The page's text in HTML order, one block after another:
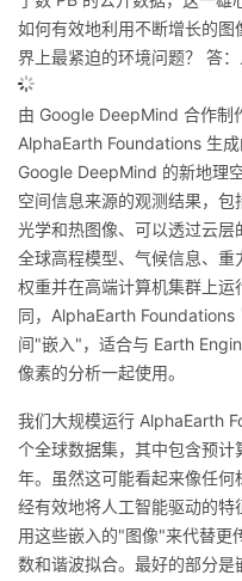
的
博
客
我
的
论
坛
我
的
圈
子
我
的
直
播
我
的
活
我
的
注
学
堂
我
的
课
程
我
的
认
我
的
验
我
收
藏
持
我
的
技
术
支
我
的
云
声
议
如何有效地利用不断增长的
界上最紧迫的环境问题？ 答：
由 Google DeepMind 合作制
AlphaEarth Foundations 生
Google DeepMind 的新地理
空间信息来源的观测结果，
光学和热图像、可以透过云层
全球高程模型、气候信息、
权重并在高端计算机集群上
同，AlphaEarth
间"嵌入"，适合与 Earth
像素的分析一起使用。
我们大规模运行 AlphaEarth
个全球数据集，其中包含预
年。虽然这可能看起来像任
经有效地将人工智能驱动的
用这些嵌入的"图像"来代替更
数和谐波拟合。最好的部分是